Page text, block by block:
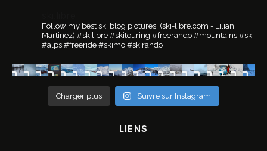
Follow my best ski blog pictures. (ski-libre.com - Lilian
Martinez) #skilibre #skitouring #freerando #mountains #ski
#alps #freeride #skimo #skirando
Charger plus Suivre sur Instagram
LIENS